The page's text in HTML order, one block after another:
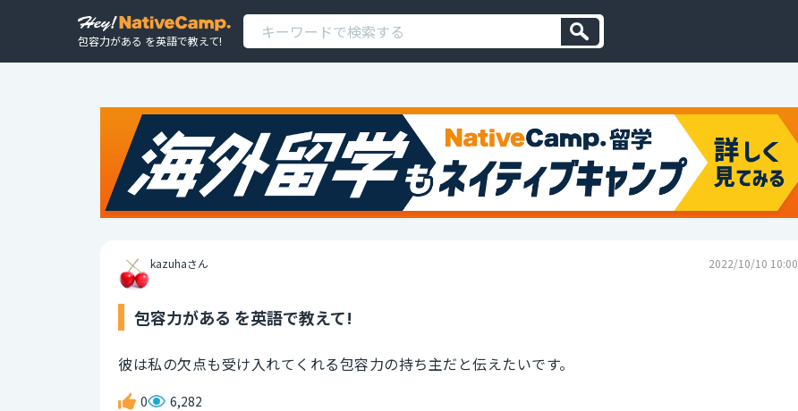
包容力がある を英語で教えて!
kazuhaさん 2022/10/10 10:00
包容力がある を英語で教えて!
彼は私の欠点も受け入れてくれる包容力の持ち主だと伝えたいです。
0 6,282